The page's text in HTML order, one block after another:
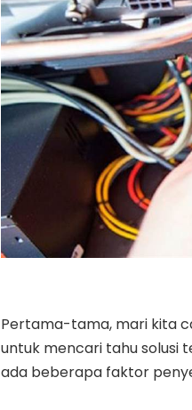
Pertama-tama, mari kita
untuk mencari tahu solusi
ada beberapa faktor